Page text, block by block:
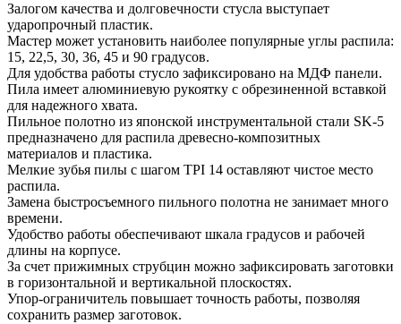
Залогом качества и долговечности стусла выступает
ударопрочный пластик.
Мастер может установить наиболее популярные углы распила:
15, 22,5, 30, 36, 45 и 90 градусов.
Для удобства работы стусло зафиксировано на МДФ панели.
Пила имеет алюминиевую рукоятку с обрезиненной вставкой
для надежного хвата.
Пильное полотно из японской инструментальной стали SK-5
предназначено для распила древесно-композитных
материалов и пластика.
Мелкие зубья пилы с шагом TPI 14 оставляют чистое место
распила.
Замена быстросъемного пильного полотна не занимает много
времени.
Удобство работы обеспечивают шкала градусов и рабочей
длины на корпусе.
За счет прижимных струбцин можно зафиксировать заготовки
в горизонтальной и вертикальной плоскостях.
Упор-ограничитель повышает точность работы, позволяя
сохранить размер заготовок.